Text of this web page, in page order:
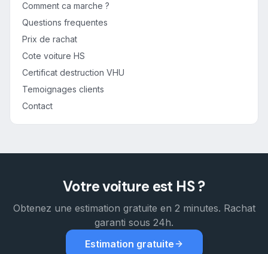
Comment ca marche ?
Questions frequentes
Prix de rachat
Cote voiture HS
Certificat destruction VHU
Temoignages clients
Contact
Votre voiture est HS ?
Obtenez une estimation gratuite en 2 minutes. Rachat
garanti sous 24h.
Estimation gratuite